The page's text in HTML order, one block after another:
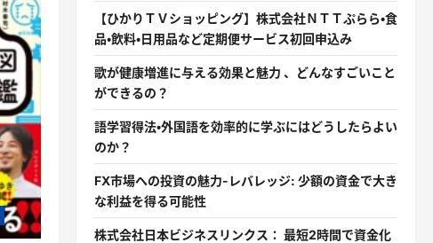
【ひかりＴＶショッピング】株式会社ＮＴＴぷらら・食
品・飲料・日用品など定期便サービス初回申込み
歌が健康増進に与える効果と魅力 、どんなすごいこと
ができるの？
語学習得法・外国語を効率的に学ぶにはどうしたらよい
のか？
FX市場への投資の魅力-レバレッジ: 少額の資金で大き
な利益を得る可能性
株式会社日本ビジネスリンクス： 最短2時間で資金化